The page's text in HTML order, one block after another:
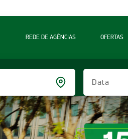
REDE DE AGÊNCIAS OFERTAS
Data